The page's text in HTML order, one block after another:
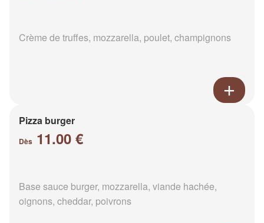
Crème de truffes, mozzarella, poulet, champignons
Pizza burger
Dès 11.00 €
Base sauce burger, mozzarella, viande hachée,
oignons, cheddar, poivrons